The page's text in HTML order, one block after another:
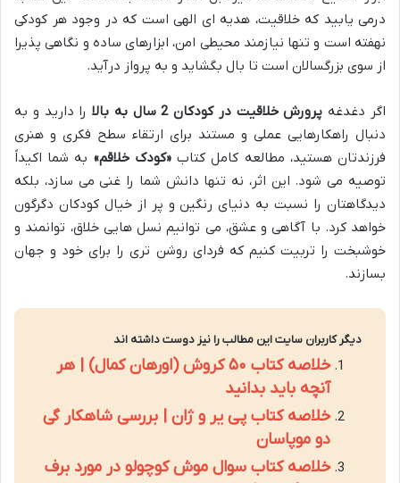
درمی یابید که خلاقیت، هدیه ای الهی است که در وجود هر کودکی
نهفته است و تنها نیازمند محیطی امن، ابزارهای ساده و نگاهی پذیرا
از سوی بزرگسالان است تا بال بگشاید و به پرواز درآید.
اگر دغدغه پرورش خلاقیت در کودکان 2 سال به بالا
را دارید و به
دنبال راهکارهایی عملی و مستند برای ارتقاء سطح فکری و هنری
فرزندتان هستید، مطالعه کامل کتاب«کودک خلاقم» به شما اکیداً
توصیه می شود. این اثر، نه تنها دانش شما را غنی می سازد، بلکه
دیدگاهتان را نسبت به دنیای رنگین و پر از خیال کودکان دگرگون
خواهد کرد. با آگاهی و عشق، می توانیم نسل هایی خلاق، توانمند و
خوشبخت را تربیت کنیم که فردای روشن تری را برای خود و جهان
بسازند.
دیگر کاربران سایت این مطالب را نیز دوست داشته اند
خلاصه کتاب ۵۰ کروش (اورهان کمال) | هر
آنچه باید بدانید
خلاصه کتاب پی یر و ژان | بررسی شاهکار گی
دو موپاسان
خلاصه کتاب سوال موش کوچولو در مورد برف